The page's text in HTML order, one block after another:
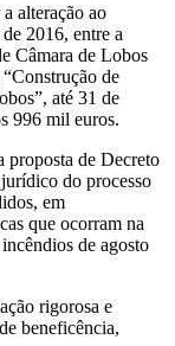
alteração ao
2016, entre a
Câmara de Lobos
de
até 31 de
996 mil euros.
proposta de Decreto
do processo
em
que ocorram na
de agosto
rigorosa e
beneficência,